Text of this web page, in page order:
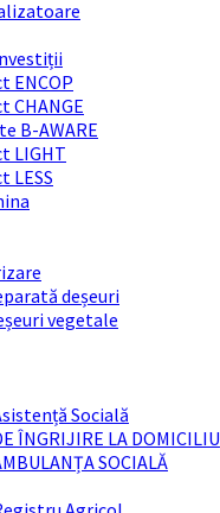
ENCOP
CHANGE
B-AWARE
LIGHT
LESS
deșeuri
vegetale
Socială
ÎNGRIJIRE LA DOMICILIU
SOCIALĂ